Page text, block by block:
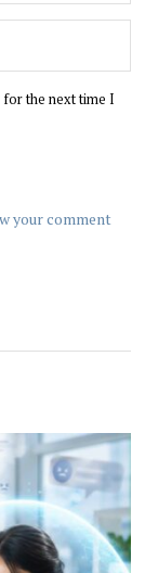
for the next time I
your comment